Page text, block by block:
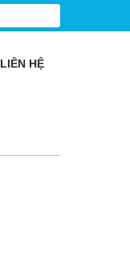
LIÊN HỆ